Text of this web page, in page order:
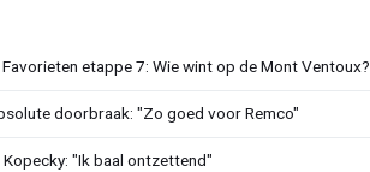
Favorieten etappe 7: Wie wint op de Mont Ventoux?
doorbraak: "Zo goed voor Remco"
"Ik baal ontzettend"